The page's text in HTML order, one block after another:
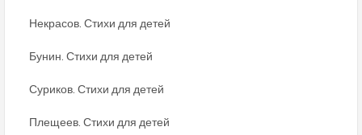
Некрасов. Стихи для детей
Бунин. Стихи для детей
Суриков. Стихи для детей
Плещеев. Стихи для детей